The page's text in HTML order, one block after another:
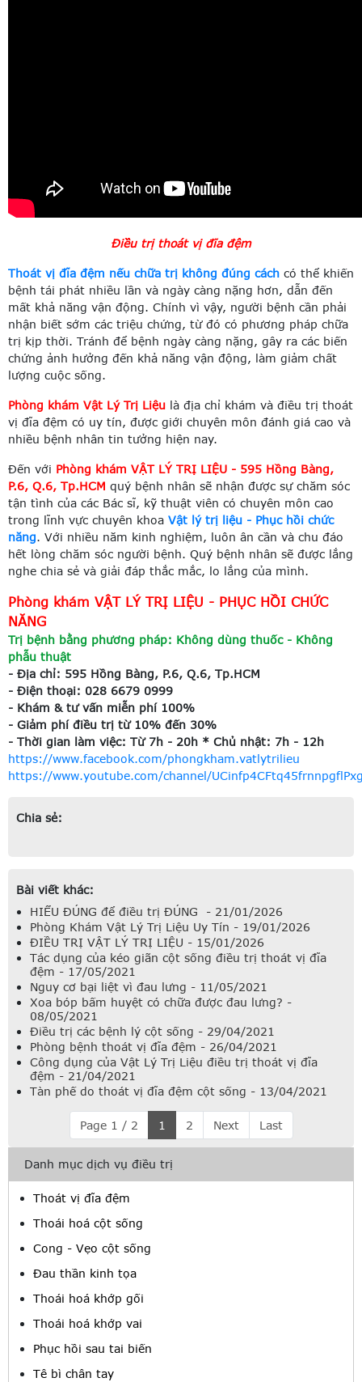
Điều trị thoát vị đĩa đệm
Thoát vị đĩa đệm nếu chữa trị không đúng cách có thể khiến
bệnh tái phát nhiều lần và ngày càng nặng hơn, dẫn đến
mất khả năng vận động. Chính vì vậy, người bệnh cần phải
nhận biết sớm các triệu chứng, từ đó có phương pháp chữa
trị kịp thời. Tránh để bệnh ngày càng nặng, gây ra các biến
chứng ảnh hưởng đến khả năng vận động, làm giảm chất
lượng cuộc sống.
Phòng khám Vật Lý Trị Liệu là địa chỉ khám và điều trị thoát
vị đĩa đệm có uy tín, được giới chuyên môn đánh giá cao và
nhiều bệnh nhân tin tưởng hiện nay.
Đến với Phòng khám VẬT LÝ TRỊ LIỆU - 595 Hồng Bàng,
P.6, Q.6, Tp.HCM quý bệnh nhân sẽ nhận được sự chăm sóc
tận tình của các Bác sĩ, kỹ thuật viên có chuyên môn cao
trong lĩnh vực chuyên khoa Vật lý trị liệu - Phục hồi chức
năng. Với nhiều năm kinh nghiệm, luôn ân cần và chu đáo
hết lòng chăm sóc người bệnh. Quý bệnh nhân sẽ được lắng
nghe chia sẻ và giải đáp thắc mắc, lo lắng của mình.
Phòng khám VẬT LÝ TRỊ LIỆU - PHỤC HỒI CHỨC
NĂNG
Trị bệnh bằng phương pháp: Không dùng thuốc - Không
phẫu thuật
- Địa chỉ: 595 Hồng Bàng, P.6, Q.6, Tp.HCM
- Điện thoại: 028 6679 0999
- Khám & tư vấn miễn phí 100%
- Giảm phí điều trị từ 10% đến 30%
- Thời gian làm việc: Từ 7h - 20h * Chủ nhật: 7h - 12h
https://www.facebook.com/phongkham.vatlytrilieu
https://www.youtube.com/channel/
Chia sẻ:
Bài viết khác:
HIỂU ĐÚNG để điều trị ĐÚNG - 21/01/2026
Phòng Khám Vật Lý Trị Liệu Uy Tín - 19/01/2026
ĐIỀU TRỊ VẬT LÝ TRỊ LIỆU - 15/01/2026
Tác dụng của kéo giãn cột sống điều trị thoát vị đĩa
đệm - 17/05/2021
Nguy cơ bại liệt vì đau lưng - 11/05/2021
Xoa bóp bấm huyệt có chữa được đau lưng? -
08/05/2021
Điều trị các bệnh lý cột sống - 29/04/2021
Phòng bệnh thoát vị đĩa đệm - 26/04/2021
Công dụng của Vật Lý Trị Liệu điều trị thoát vị đĩa
đệm - 21/04/2021
Tàn phế do thoát vị đĩa đệm cột sống - 13/04/2021
Page 1 / 2 1 2 Next Last
Danh mục dịch vụ điều trị
Thoát vị đĩa đệm
Thoái hoá cột sống
Cong - Vẹo cột sống
Đau thần kinh tọa
Thoái hoá khớp gối
Thoái hoá khớp vai
Phục hồi sau tai biến
Tê bì chân tay